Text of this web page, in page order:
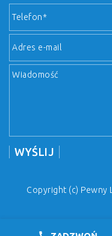
Copyright (c) Pewny